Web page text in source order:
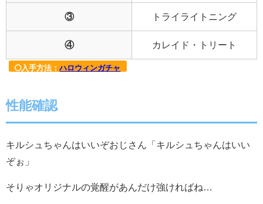
③ トライライトニング
④ カレイド・トリート
入手方法：ハロウィンガチャ
性能確認
キルシュちゃんはいいぞおじさん「キルシュちゃんはいい
ぞぉ」
そりゃオリジナルの覚醒があんだけ強ければね…